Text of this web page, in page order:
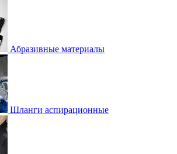
Абразивные материалы
Шланги аспирационные